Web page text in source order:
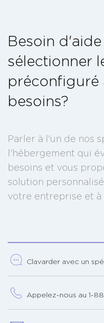
Besoin
sélectionner
préconfiguré
besoins?
Parler à l'un de nos
l'hébergement qui
besoins et vous
solution
votre entreprise et à
Clavarder avec un
Appelez-nous au 1-